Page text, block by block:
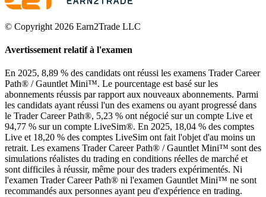
© Copyright 2026 Earn2Trade LLC
Avertissement relatif à l'examen
En 2025, 8,89 % des candidats ont réussi les examens Trader Career
Path® / Gauntlet Mini™. Le pourcentage est basé sur les
abonnements réussis par rapport aux nouveaux abonnements. Parmi
les candidats ayant réussi l'un des examens ou ayant progressé dans
le Trader Career Path®, 5,23 % ont négocié sur un compte Live et
94,77 % sur un compte LiveSim®. En 2025, 18,04 % des comptes
Live et 18,20 % des comptes LiveSim ont fait l'objet d'au moins un
retrait. Les examens Trader Career Path® / Gauntlet Mini™ sont des
simulations réalistes du trading en conditions réelles de marché et
sont difficiles à réussir, même pour des traders expérimentés. Ni
l'examen Trader Career Path® ni l'examen Gauntlet Mini™ ne sont
recommandés aux personnes ayant peu d'expérience en trading.